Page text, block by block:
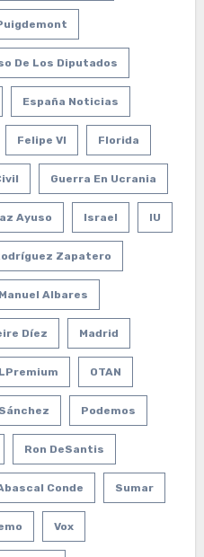
De Los Diputados
España Noticias
Felipe VI Florida
Guerra En Ucrania
Ayuso Israel IU
Zapatero
Albares
Díez Madrid
OTAN
Podemos
Ron DeSantis
Conde Sumar
Vox